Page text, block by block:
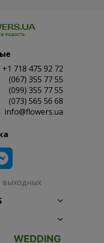
+1 718 475 92 72
(067) 355 77 55
(099) 355 77 55
(073) 565 56 68
info@flowers.ua
выходных